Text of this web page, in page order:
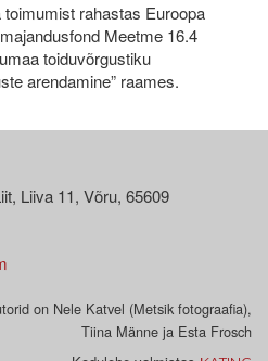
rahastas Euroopa
Meetme 16.4
toiduvõrgustiku
arendamine” raames.
Liiva 11, Võru, 65609
on Nele Katvel (Metsik fotograafia),
Tiina Männe ja Esta Frosch